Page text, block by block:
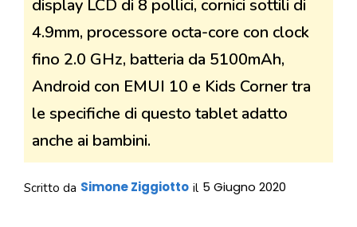
display LCD di 8 pollici, cornici sottili di
4.9mm, processore octa-core con clock
fino 2.0 GHz, batteria da 5100mAh,
Android con EMUI 10 e Kids Corner tra
le specifiche di questo tablet adatto
anche ai bambini.
Scritto da Simone Ziggiotto il 5 Giugno 2020